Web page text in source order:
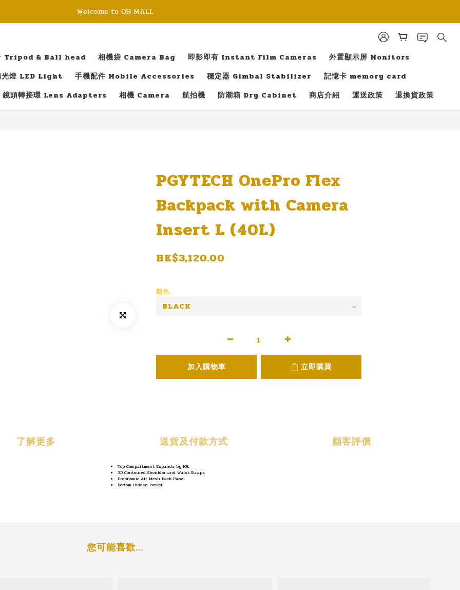
Welcome to OH MALL
Tripod & Ball head 相機袋 Camera Bag 即影即有 Instant Film Cameras
外置顯示屏 Monitors
光燈 LED Light
手機配件 Mobile Accessories 穩定器 Gimbal Stabilizer
記憶卡 memory card
鏡頭轉接環 Lens Adapters
相機 Camera 航拍機 防潮箱 Dry Cabinet 商店介紹 運送政策 退換貨政策
PGYTECH OnePro Flex
Backpack with Camera
Insert L (40L)
HK$3,120.00
顏色
加入購物車 立即購買
了解更多 送貨及付款方式 顧客評價
Top Compartment Expands by 10L
3D Contoured Shoulder and Waist Straps
Ergonomic Air Mesh Back Panel
Bottom Hidden Pocket
您可能喜歡...